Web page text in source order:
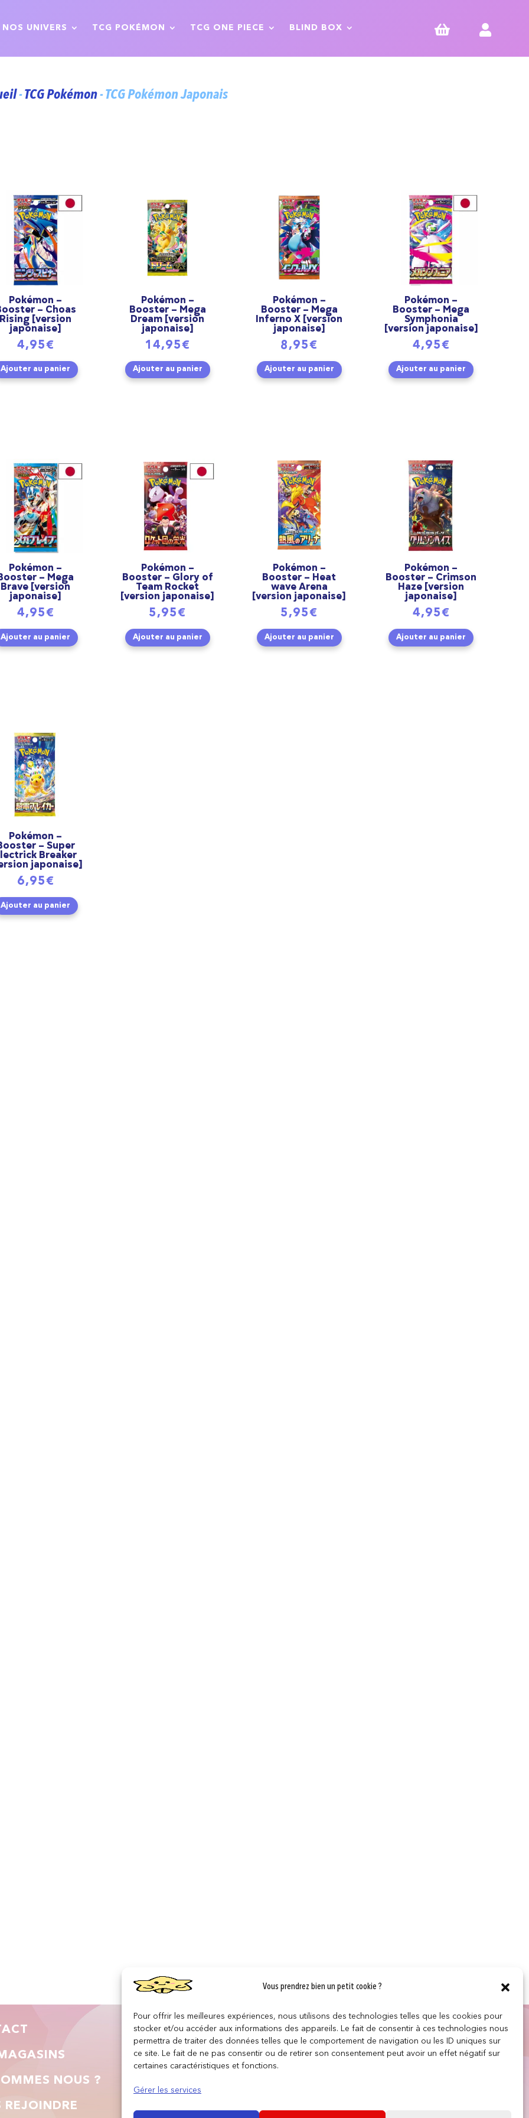
Vous prendrez bien un petit cookie ?
Pour offrir les meilleures expériences, nous utilisons des technologies telles que les cookies pour
stocker et/ou accéder aux informations des appareils. Le fait de consentir à ces technologies nous
permettra de traiter des données telles que le comportement de navigation ou les ID uniques sur
ce site. Le fait de ne pas consentir ou de retirer son consentement peut avoir un effet négatif sur
certaines caractéristiques et fonctions.
Gérer les services
NOS UNIVERS TCG POKÉMON TCG ONE PIECE BLIND BOX  
-TCG Pokémon- TCG Pokémon Japonais
Pokémon –
– Choas
Rising [version
japonaise]
4,95€
Ajouter au panier
Pokémon –
Booster – Mega
Dream [version
japonaise]
14,95€
Ajouter au panier
Pokémon –
Booster – Mega
Inferno X [version
japonaise]
8,95€
Ajouter au panier
Pokémon –
Booster – Mega
Symphonia
[version japonaise]
4,95€
Ajouter au panier
Pokémon –
– Mega
Brave [version
japonaise]
4,95€
Ajouter au panier
Pokémon –
Booster – Glory of
Team Rocket
[version japonaise]
5,95€
Ajouter au panier
Pokémon –
Booster – Heat
wave Arena
[version japonaise]
5,95€
Ajouter au panier
Pokémon –
Booster – Crimson
Haze [version
japonaise]
4,95€
Ajouter au panier
Pokémon –
– Super
Breaker
japonaise]
6,95€
Ajouter au panier
NOUS ?
REJOINDRE
INFORMATIONS LÉGALES
Conditions générales de vente
SUIVEZ NOUS